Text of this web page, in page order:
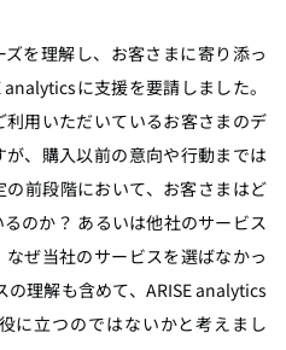
を理解し、お客さまに寄り添っ
に支援を要請しました。
利用いただいているお客さまのデ
、購入以前の意向や行動までは
前段階において、お客さまはど
のか？ あるいは他社のサービス
ぜ当社のサービスを選ばなかっ
理解も含めて、ARISE analytics
に立つのではないかと考えまし